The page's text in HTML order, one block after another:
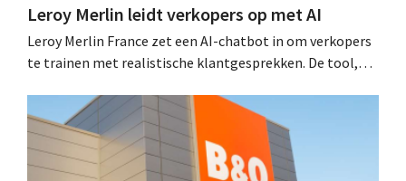
Leroy Merlin leidt verkopers op met AI
Leroy Merlin France zet een AI-chatbot in om verkopers
te trainen met realistische klantgesprekken. De tool,
proefproject in acht winkels en leverde volgens de
retailer meer vertrouwen bij teams, betere commerciële
resultaten en tevredener klanten op.